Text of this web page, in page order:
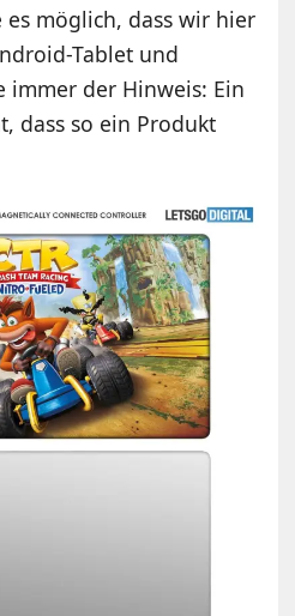
möglich, dass wir hier
Tablet und
immer der Hinweis: Ein
dass so ein Produkt